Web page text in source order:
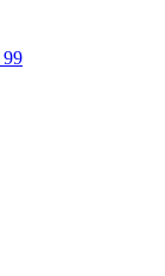
99